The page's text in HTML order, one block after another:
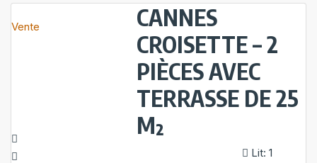
Vente
CANNES
CROISETTE – 2
PIÈCES AVEC
TERRASSE DE 25
M²
Lit: 1